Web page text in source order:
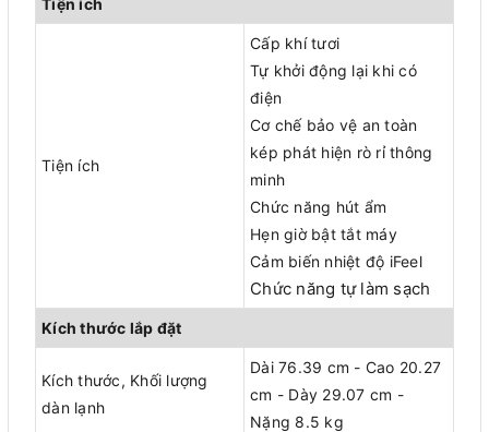
Tiện ích
Tiện ích
Cấp khí tươi
Tự khởi động lại khi có
điện
Cơ chế bảo vệ an toàn
kép phát hiện rò rỉ thông
minh
Chức năng hút ẩm
Hẹn giờ bật tắt máy
Cảm biến nhiệt độ iFeel
Chức năng tự làm sạch
Kích thước lắp đặt
Kích thước, Khối lượng
dàn lạnh
Dài 76.39 cm - Cao 20.27
cm - Dày 29.07 cm -
Nặng 8.5 kg